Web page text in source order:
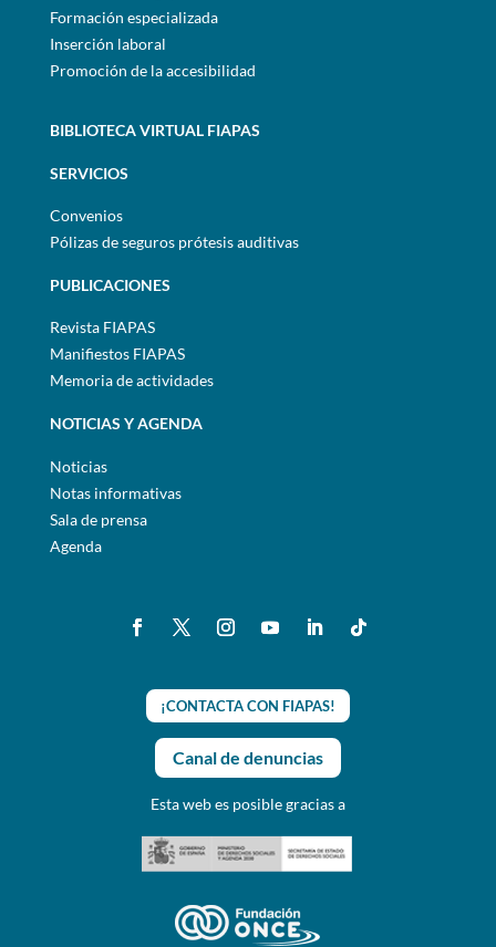
Formación especializada
Inserción laboral
Promoción de la accesibilidad
BIBLIOTECA VIRTUAL FIAPAS
SERVICIOS
Convenios
Pólizas de seguros prótesis auditivas
PUBLICACIONES
Revista FIAPAS
Manifiestos FIAPAS
Memoria de actividades
NOTICIAS Y AGENDA
Noticias
Notas informativas
Sala de prensa
Agenda
¡CONTACTA CON FIAPAS!
Canal de denuncias
Esta web es posible gracias a